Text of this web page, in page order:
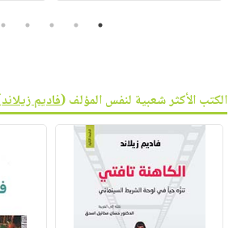
1
2
3
4
5
الكتب الأكثر شعبية لنفس المؤلف (فاديم زيلاند